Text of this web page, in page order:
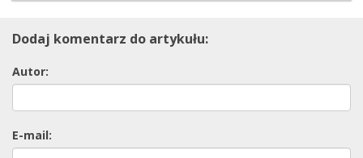
Dodaj komentarz do artykułu:
Autor:
E-mail: